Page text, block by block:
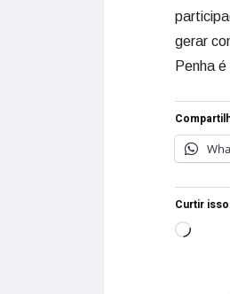
gerar
Penha
Curtir